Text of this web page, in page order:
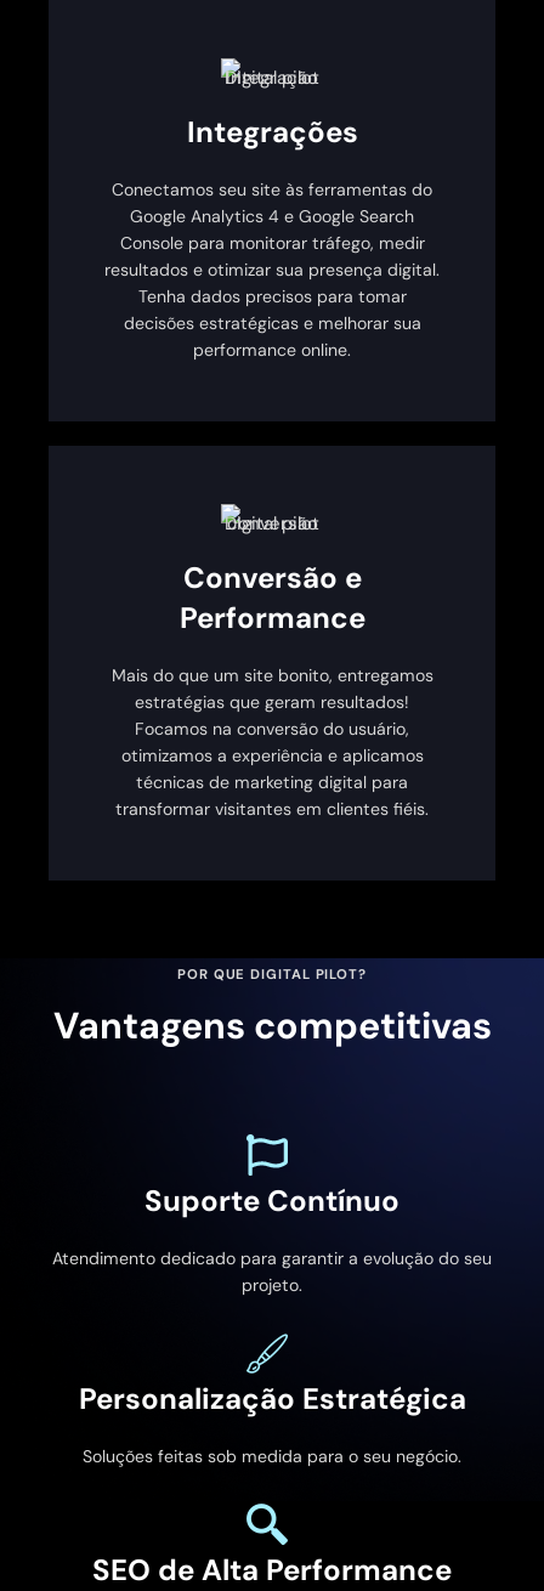
Integrações
Conectamos seu site às ferramentas do
Google Analytics 4 e Google Search
Console para monitorar tráfego, medir
resultados e otimizar sua presença digital.
Tenha dados precisos para tomar
decisões estratégicas e melhorar sua
performance online.
Conversão e
Performance
Mais do que um site bonito, entregamos
estratégias que geram resultados!
Focamos na conversão do usuário,
otimizamos a experiência e aplicamos
técnicas de marketing digital para
transformar visitantes em clientes fiéis.
POR QUE DIGITAL PILOT?
Vantagens competitivas
Suporte Contínuo
Atendimento dedicado para garantir a evolução do seu
projeto.
Personalização Estratégica
Soluções feitas sob medida para o seu negócio.
SEO de Alta Performance